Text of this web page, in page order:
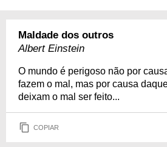
Maldade dos outros
Albert Einstein
O mundo é perigoso não por
fazem o mal, mas por causa
deixam o mal ser feito...
COPIAR